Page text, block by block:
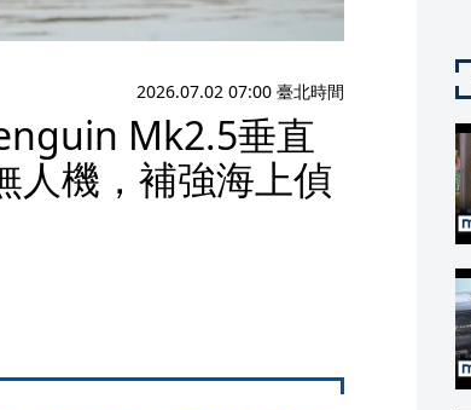
2026.07.02 07:00 臺北時間
Mk2.5垂直
人機，補強海上偵